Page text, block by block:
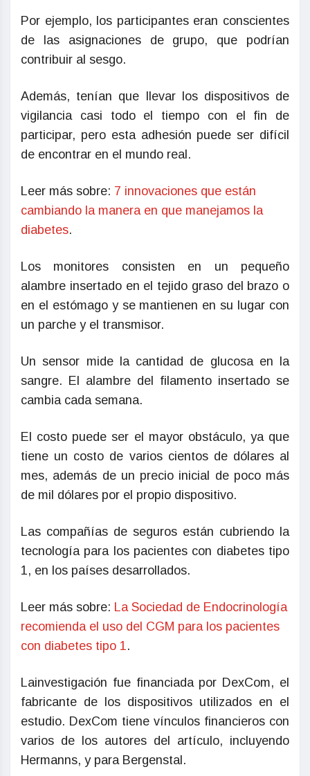
Por ejemplo, los participantes eran conscientes
de las asignaciones de grupo, que podrían
contribuir al sesgo.
Además, tenían que llevar los dispositivos de
vigilancia casi todo el tiempo con el fin de
participar, pero esta adhesión puede ser difícil
de encontrar en el mundo real.
Leer más sobre: 7 innovaciones que están
cambiando la manera en que manejamos la
diabetes.
Los monitores consisten en un pequeño
alambre insertado en el tejido graso del brazo o
en el estómago y se mantienen en su lugar con
un parche y el transmisor.
Un sensor mide la cantidad de glucosa en la
sangre. El alambre del filamento insertado se
cambia cada semana.
El costo puede ser el mayor obstáculo, ya que
tiene un costo de varios cientos de dólares al
mes, además de un precio inicial de poco más
de mil dólares por el propio dispositivo.
Las compañías de seguros están cubriendo la
tecnología para los pacientes con diabetes tipo
1, en los países desarrollados.
Leer más sobre: La Sociedad de Endocrinología
recomienda el uso del CGM para los pacientes
con diabetes tipo 1.
Lainvestigación fue financiada por DexCom, el
fabricante de los dispositivos utilizados en el
estudio. DexCom tiene vínculos financieros con
varios de los autores del artículo, incluyendo
Hermanns, y para Bergenstal.